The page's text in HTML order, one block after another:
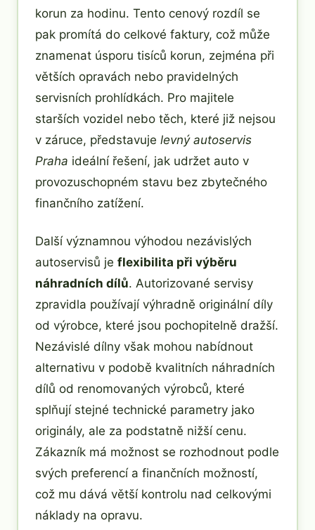
korun za hodinu. Tento cenový rozdíl se
pak promítá do celkové faktury, což může
znamenat úsporu tisíců korun, zejména při
větších opravách nebo pravidelných
servisních prohlídkách. Pro majitele
starších vozidel nebo těch, které již nejsou
v záruce, představuje levný autoservis
Praha ideální řešení, jak udržet auto v
provozuschopném stavu bez zbytečného
finančního zatížení.
Další významnou výhodou nezávislých
autoservisů je flexibilita při výběru
náhradních dílů. Autorizované servisy
zpravidla používají výhradně originální díly
od výrobce, které jsou pochopitelně dražší.
Nezávislé dílny však mohou nabídnout
alternativu v podobě kvalitních náhradních
dílů od renomovaných výrobců, které
splňují stejné technické parametry jako
originály, ale za podstatně nižší cenu.
Zákazník má možnost se rozhodnout podle
svých preferencí a finančních možností,
což mu dává větší kontrolu nad celkovými
náklady na opravu.